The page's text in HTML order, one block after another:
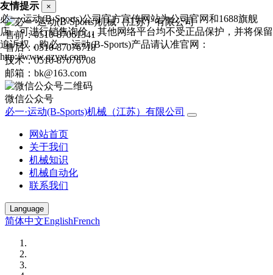
售前：0510-87061341
售后：0510-87076718
技术：0510-87076708
邮箱：bk@163.com
微信公众号
必一·运动(B-Sports)机械（江苏）有限公司
网站首页
关于我们
机械知识
机械自动化
联系我们
Language
简体中文EnglishFrench
友情提示 ×
必一·运动(B-Sports)公司官方宣传网站为公司官网和1688旗舰
店，可进行销售询价，其他网络平台均不受正品保护，并将保留
追诉权，购必一·运动(B-Sports)产品请认准官网：
http://www.gzyxt.com